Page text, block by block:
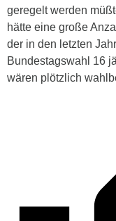
geregelt werden
hätte eine große
der in den letzten
Bundestagswahl 16
wären plötzlich